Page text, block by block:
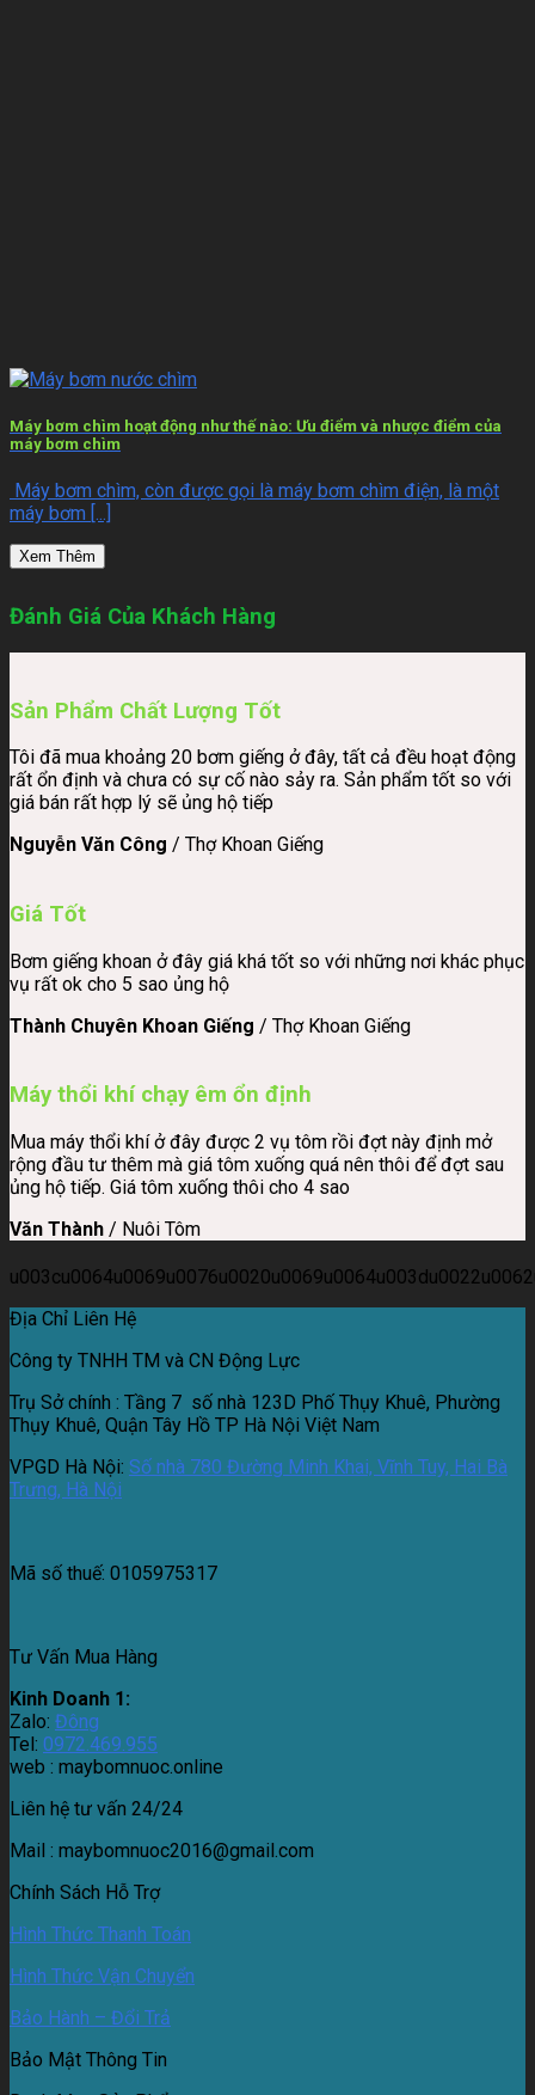
Máy bơm chìm hoạt động như thế nào: Ưu điểm và nhược điểm của
máy bơm chìm
Máy bơm chìm, còn được gọi là máy bơm chìm điện, là một
máy bơm [...]
Xem Thêm
Đánh Giá Của Khách Hàng
Sản Phẩm Chất Lượng Tốt
Tôi đã mua khoảng 20 bơm giếng ở đây, tất cả đều hoạt động
rất ổn định và chưa có sự cố nào sảy ra. Sản phẩm tốt so với
giá bán rất hợp lý sẽ ủng hộ tiếp
Nguyễn Văn Công / Thợ Khoan Giếng
Giá Tốt
Bơm giếng khoan ở đây giá khá tốt so với những nơi khác phục
vụ rất ok cho 5 sao ủng hộ
Thành Chuyên Khoan Giếng / Thợ Khoan Giếng
Máy thổi khí chạy êm ổn định
Mua máy thổi khí ở đây được 2 vụ tôm rồi đợt này định mở
rộng đầu tư thêm mà giá tôm xuống quá nên thôi để đợt sau
ủng hộ tiếp. Giá tôm xuống thôi cho 4 sao
Văn Thành / Nuôi Tôm
Địa Chỉ Liên Hệ
Công ty TNHH TM và CN Động Lực
Trụ Sở chính : Tầng 7 số nhà 123D Phố Thụy Khuê, Phường
Thụy Khuê, Quận Tây Hồ TP Hà Nội Việt Nam
VPGD Hà Nội: Số nhà 780 Đường Minh Khai, Vĩnh Tuy, Hai Bà
Trưng, Hà Nội
Mã số thuế: 0105975317
Tư Vấn Mua Hàng
Kinh Doanh 1:
Zalo: Đông
Tel: 0972.469.955
web : maybomnuoc.online
Liên hệ tư vấn 24/24
Mail : maybomnuoc2016@gmail.com
Chính Sách Hỗ Trợ
Hình Thức Thanh Toán
Hình Thức Vận Chuyển
Bảo Hành – Đổi Trả
Bảo Mật Thông Tin